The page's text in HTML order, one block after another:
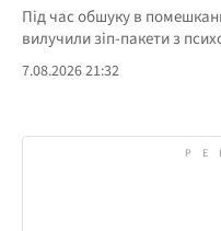
Під час обшуку в
вилучили зіп-пакети з
7.08.2026 21:32